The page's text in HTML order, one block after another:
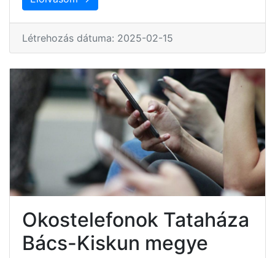
Létrehozás dátuma: 2025-02-15
Okostelefonok Tataháza
Bács-Kiskun megye